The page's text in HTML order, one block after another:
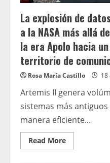
La explosión de
a la NASA más allá
la era Apolo hacia
territorio de
Rosa María Castillo 18
Artemis II genera
sistemas más
manera eficiente...
Read MoreRead
more